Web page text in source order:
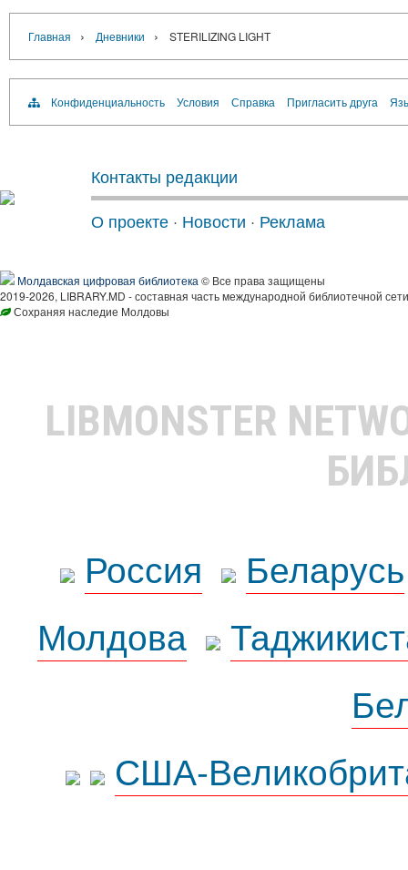
Главная › Дневники › STERILIZING LIGHT
Конфиденциальность Условия Справка Пригласить друга
Контакты редакции
О проекте · Новости · Реклама
Молдавская цифровая библиотека © Все права защищены
2019-2026, LIBRARY.MD - составная часть международной библиотечной
Сохраняя наследие Молдовы
LIBMONSTER
Россия
Беларусь
Молдова
США-